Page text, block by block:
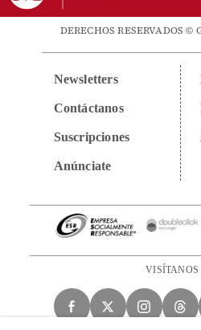
DERECHOS RESERVADOS ©
Newsletters
Contáctanos
Suscripciones
Anúnciate
VISÍTANOS